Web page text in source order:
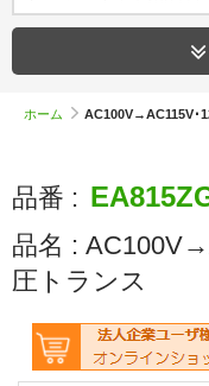
ホーム AC100V→AC115V･
品番 :
品名 :
圧トランス